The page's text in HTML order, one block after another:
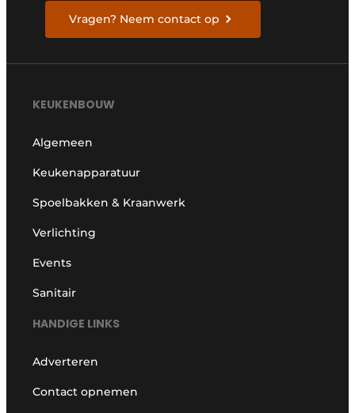
Vragen? Neem contact op
KEUKENBOUW
Algemeen
Keukenapparatuur
Spoelbakken & Kraanwerk
Verlichting
Events
Sanitair
HANDIGE LINKS
Adverteren
Contact opnemen